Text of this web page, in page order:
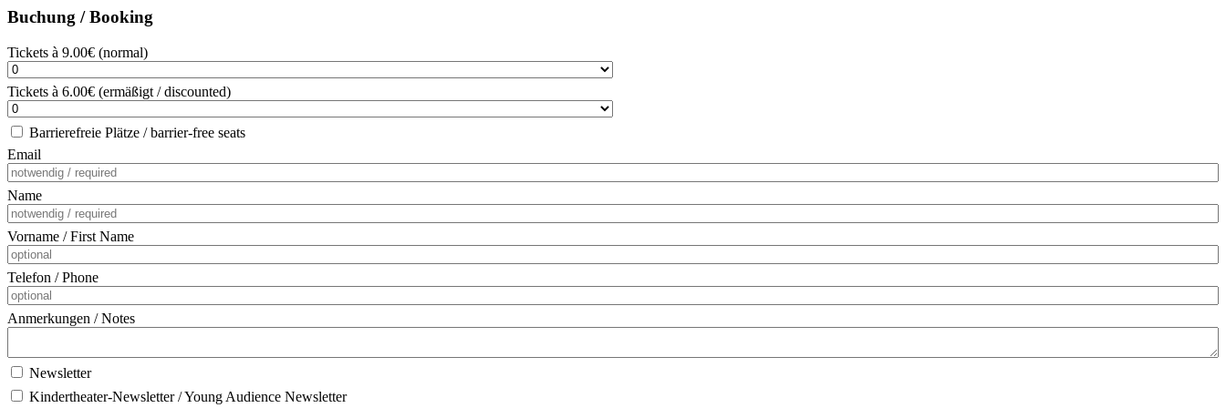
Buchung / Booking
Tickets à 9.00€ (normal)
Tickets à 6.00€ (ermäßigt / discounted)
Barrierefreie Plätze / barrier-free seats
Email
Name
Vorname / First Name
Telefon / Phone
Anmerkungen / Notes
Newsletter
Kindertheater-Newsletter / Young Audience Newsletter